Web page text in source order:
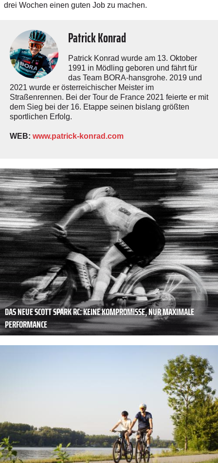
drei Wochen einen guten Job zu machen.
Patrick Konrad
Patrick Konrad wurde am 13. Oktober
1991 in Mödling geboren und fährt für
das Team BORA-hansgrohe. 2019 und
2021 wurde er österreichischer Meister im
Straßenrennen. Bei der Tour de France 2021 feierte er mit
dem Sieg bei der 16. Etappe seinen bislang größten
sportlichen Erfolg.
WEB: www.patrick-konrad.com
DAS NEUE SCOTT SPARK RC: KEINE KOMPROMISSE, NUR MAXIMALE
PERFORMANCE